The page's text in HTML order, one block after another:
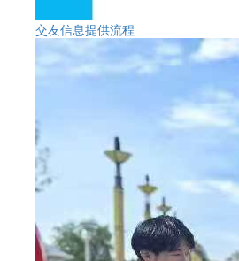
交友信息提供流程